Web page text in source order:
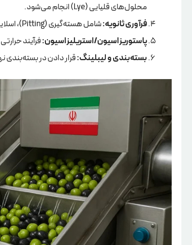
محلول‌های قلیایی (Lye) انجام می‌شود.
فرآوری ثانویه:شامل هسته‌گیری (Pitting)، اسلایس کردن (Slicing) یا پر کردن (Stuffing).
پاستوریزاسیون/استریلیزاسیون:فرآیند
بسته‌بندی و لیبلینگ:قرار دادن در بسته‌بندی